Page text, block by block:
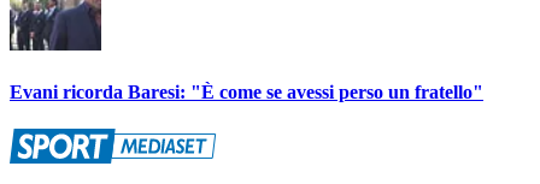
Evani ricorda Baresi: "È come se avessi perso un fratello"